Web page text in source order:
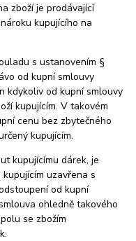
zboží je prodávající
kupujícího na
s ustanovením §
od kupní smlouvy
kdykoliv od kupní smlouvy
kupujícím. V takovém
cenu bez zbytečného
kupujícím.
kupujícímu dárek, je
uzavřena s
od kupní
ohledně takového
se zbožím